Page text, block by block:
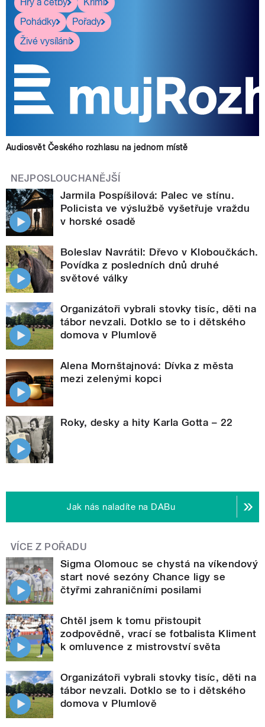
Hry a četby
Krimi
Pohádky
Pořady
Živé vysílání
Audiosvět Českého rozhlasu na jednom místě
NEJPOSLOUCHANĚJŠÍ
Jarmila Pospíšilová: Palec ve stínu.
Policista ve výslužbě vyšetřuje vraždu
v horské osadě
Boleslav Navrátil: Dřevo v Kloboučkách.
Povídka z posledních dnů druhé
světové války
Organizátoři vybrali stovky tisíc, děti na
tábor nevzali. Dotklo se to i dětského
domova v Plumlově
Alena Mornštajnová: Dívka z města
mezi zelenými kopci
Roky, desky a hity Karla Gotta – 22
Jak nás naladíte na DABu
VÍCE Z POŘADU
Sigma Olomouc se chystá na víkendový
start nové sezóny Chance ligy se
čtyřmi zahraničními posilami
Chtěl jsem k tomu přistoupit
zodpovědně, vrací se fotbalista Kliment
k omluvence z mistrovství světa
Organizátoři vybrali stovky tisíc, děti na
tábor nevzali. Dotklo se to i dětského
domova v Plumlově